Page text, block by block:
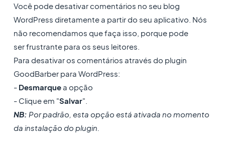
Você pode desativar comentários no seu blog
WordPress diretamente a partir do seu aplicativo. Nós
não recomendamos que faça isso, porque pode
ser frustrante para os seus leitores.
Para desativar os comentários através do plugin
GoodBarber para WordPress:
- Desmarque a opção
- Clique em "Salvar".
NB: Por padrão, esta opção está ativada no momento
da instalação do plugin.